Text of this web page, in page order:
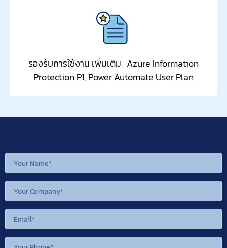
รองรับการใช้งาน เพิ่มเติม : Azure Information
Protection P1, Power Automate User Plan